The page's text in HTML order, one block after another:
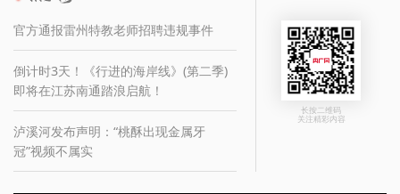
官方通报雷州特教老师招聘违规事件
倒计时3天！《行进的海岸线》(第二季)
即将在江苏南通踏浪启航！
泸溪河发布声明：“桃酥出现金属牙
冠”视频不属实
长按二维码
关注精彩内容